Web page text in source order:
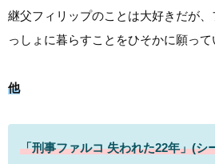
継父フィリップのことは大好きだが
っしょに暮らすことをひそかに願って
他
「刑事ファルコ 失われた22年」(シ